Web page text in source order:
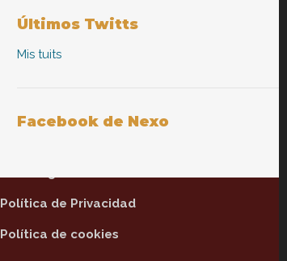
Facebook
Twitteraplicada
en
Google+
Últimos Twitts
Mis tuits
Facebook de Nexo
Política de Privacidad
Política de cookies